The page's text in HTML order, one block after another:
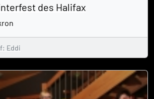
des Halifax
Eddi